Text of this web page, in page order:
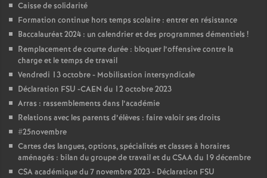
m
e
n
t
s
Caisse de solidarité
Formation continue hors temps scolaire : entrer en résistance
Baccalauréat 2024 : un calendrier et des programmes démentiels !
Remplacement de courte durée : bloquer l’offensive contre la
charge et le temps de travail
Vendredi 13 octobre - Mobilisation intersyndicale
Déclaration FSU -CAEN du 12 octobre 2023
Arras : rassemblements dans l’académie
Relations avec les parents d’élèves : faire valoir ses droits
#25novembre
Cartes des langues, options, spécialités et classes à horaires
aménagés : bilan du groupe de travail et du CSAA du 19 décembre
CSA académique du 7 novembre 2023 - Déclaration FSU